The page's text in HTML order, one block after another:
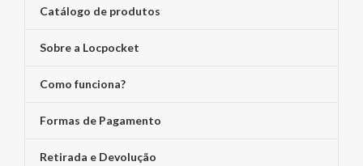
Catálogo de produtos
Sobre a Locpocket
Como funciona?
Formas de Pagamento
Retirada e Devolução